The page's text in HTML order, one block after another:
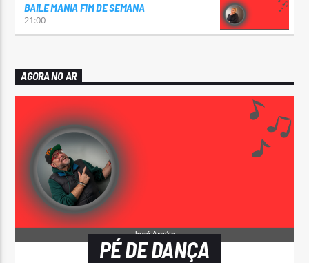
BAILE MANIA FIM DE SEMANA
21:00
AGORA NO AR
PÉ DE DANÇA